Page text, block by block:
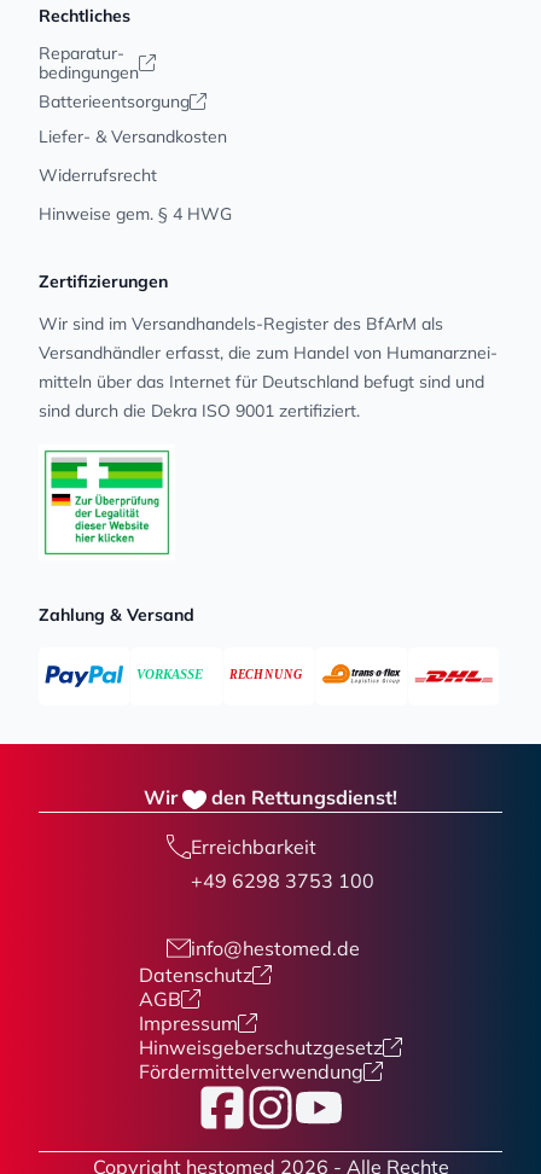
Rechtliches
Reparatur-
bedingungen
Batterieentsorgung
Liefer- & Versandkosten
Widerrufsrecht
Hinweise gem. § 4 HWG
Zertifizierungen
Wir sind im Versandhandels-Register des BfArM als
Versandhändler erfasst, die zum Handel von Human­arz­nei­
mit­teln über das Internet für Deutschland befugt sind und
sind durch die Dekra ISO 9001 zertifiziert.
Zahlung & Versand
Wir den Rettungsdienst!
Erreichbarkeit
+49 6298 3753 100
info@hestomed.de
Datenschutz
AGB
Impressum
Hinweisgeberschutzgesetz
Fördermittelverwendung
FacebookInstagram
YouTube
Copyright hestomed 2026 - Alle Rechte